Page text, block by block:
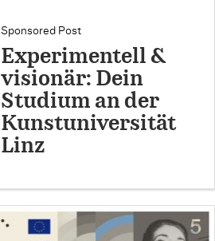
Sponsored Post
Experimentell &
visionär: Dein
Studium an der
Kunstuniversität
Linz